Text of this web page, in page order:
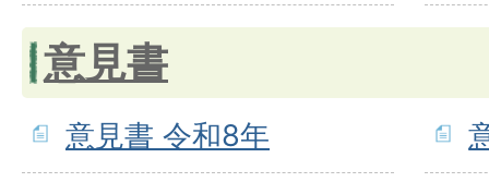
意見書
意見書 令和8年